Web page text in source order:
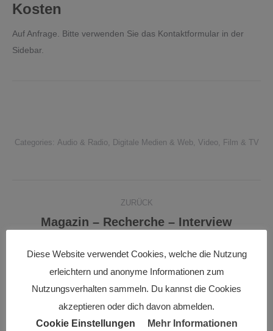
Kosten
Auf Anfrage. Bitte verwenden Sie das Kontaktformular in der
Sidebar.
Categories: Audio & Radio, Digitale Medien & Web, Video, Film & TV
navigation
ZURÜCK
Previous
Magazin – Recherche – Interview
NÄCHSTES
Next
project:
Kinozeitreise(n)
Diese Website verwendet Cookies, welche die Nutzung
erleichtern und anonyme Informationen zum
Nutzungsverhalten sammeln. Du kannst die Cookies
akzeptieren oder dich davon abmelden.
Cookie Einstellungen
Mehr Informationen